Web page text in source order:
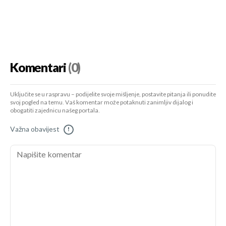
Komentari(0)
Uključite se u raspravu – podijelite svoje mišljenje, postavite pitanja ili ponudite
svoj pogled na temu. Vaš komentar može potaknuti zanimljiv dijalog i
obogatiti zajednicu našeg portala.
Važna obavijest !